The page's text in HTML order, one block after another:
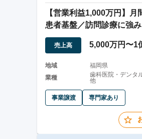
【営業利益1,000万円】月
患者基盤／訪問診療に強
科医院
売上高 5,000万円〜1
地域
福岡県
業種
歯科医院・デンタ
他
事業譲渡 専門家あり